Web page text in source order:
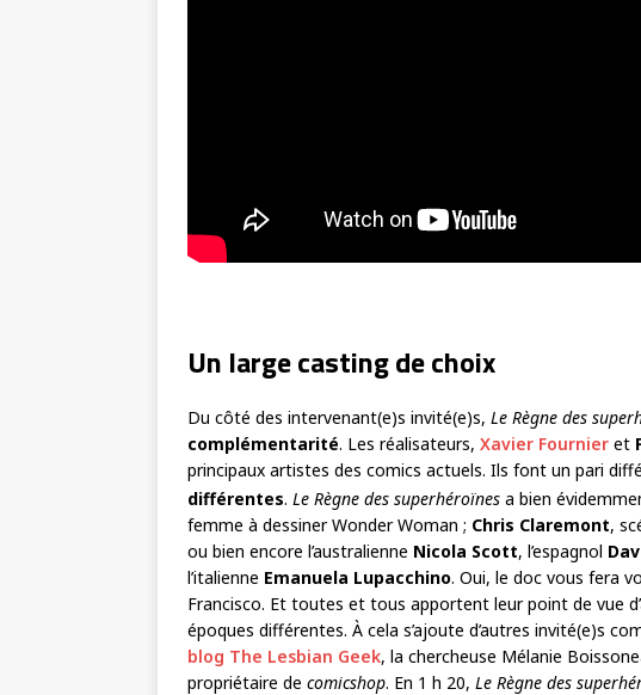
Un large casting de choix
Du côté des intervenant(e)s invité(e)s, Le Règne des
complémentarité. Les réalisateurs, Xavier Fournier et
principaux artistes des comics actuels. Ils font un pari
différentes. Le Règne des superhéroïnes a bien
femme à dessiner Wonder Woman ; Chris Claremont,
ou bien encore l’australienne Nicola Scott, l’espagnol
l’italienne Emanuela Lupacchino. Oui, le doc vous fera
Francisco. Et toutes et tous apportent leur point de vue
époques différentes. À cela s’ajoute d’autres invité(e)s
blog The Lesbian Geek, la chercheuse Mélanie
propriétaire de comicshop. En 1 h 20, Le Règne des